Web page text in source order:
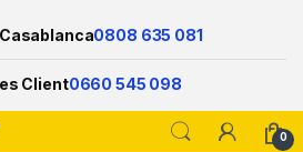
0808 635 081
Client0660 545 098
0